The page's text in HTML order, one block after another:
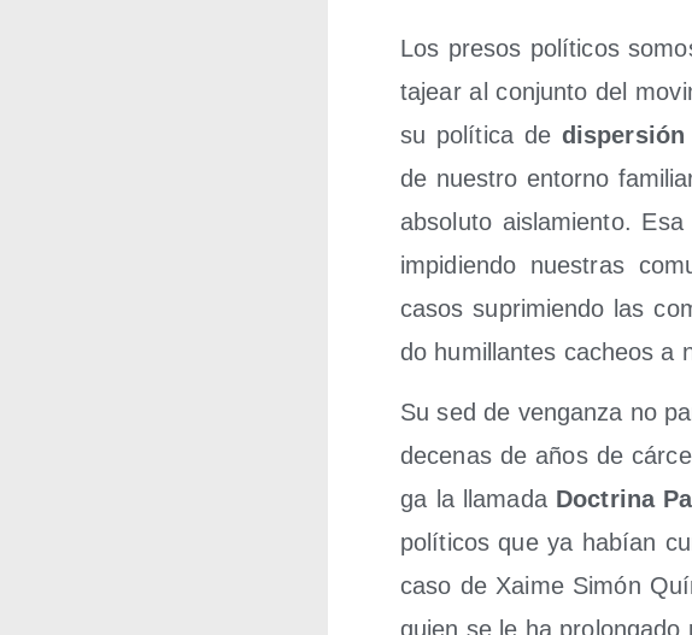
Los pre­sos polí­ti­cos
ta­jear al con­jun­to del
su polí­ti­ca de
de nues­tro entorno
abso­lu­to ais­la­mien­to.
impi­dien­do nues­tras
casos supri­mien­do las
do humi­llan­tes cacheos a
Su sed de ven­gan­za no
dece­nas de años de
ga la lla­ma­da Doc­tri­na
polí­ti­cos que ya habían
caso de Xai­me Simón
quien se le ha